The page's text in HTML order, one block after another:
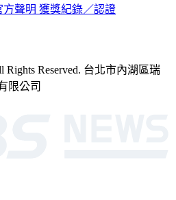
方聲明 獲獎紀錄／認證
Rights Reserved. 台北市內湖區瑞
限公司